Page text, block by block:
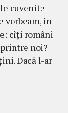
cuvenite
vorbeam, în
cîți români
printre noi?
Dacă l-ar